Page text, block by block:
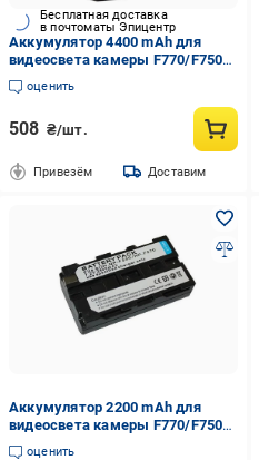
Бесплатная доставка
в почтоматы Эпицентр
Аккумулятор 4400 mAh для
видеосвета камеры F770/F750
(34629752)
оценить
508 ₴/шт.
Привезём Доставим
Аккумулятор 2200 mAh для
видеосвета камеры F770/F750
(33998498)
оценить